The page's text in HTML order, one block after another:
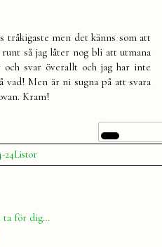
tråkigaste men det känns som att
så jag låter nog bli att utmana
svar överallt och jag har inte
vad! Men är ni sugna på att svara
Kram!
24Publicerat
i
Listor
ta för dig…